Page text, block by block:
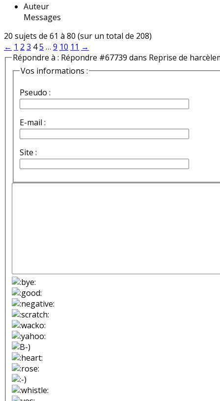
Auteur
Messages
20 sujets de 61 à 80 (sur un total de 208)
← 1 2 3 45 … 9 10 11 →
Répondre à : Répondre #67739 dans Reprise de
Vos informations :
Pseudo :
E-mail :
Site :